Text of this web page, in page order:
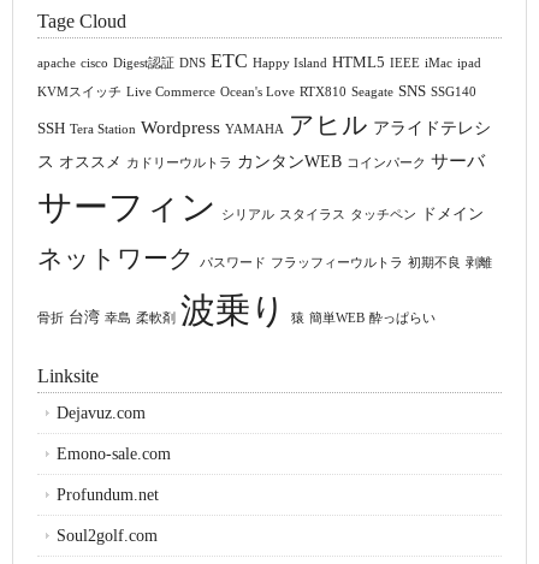
Tage Cloud
apache cisco Digest認証 DNS ETC Happy Island HTML5 IEEE iMac ipad
KVMスイッチ Live Commerce Ocean's Love RTX810 Seagate SNS SSG140
SSH Tera Station Wordpress YAMAHA アヒル アライドテレシ
ス オススメ カドリーウルトラ カンタンWEB コインパーク サーバ
サーフィン シリアル スタイラス タッチペン ドメイン
ネットワーク パスワード フラッフィーウルトラ 初期不良 剥離
骨折 台湾 幸島 柔軟剤 波乗り 猿 簡単WEB 酔っぱらい
Linksite
Dejavuz.com
Emono-sale.com
Profundum.net
Soul2golf.com